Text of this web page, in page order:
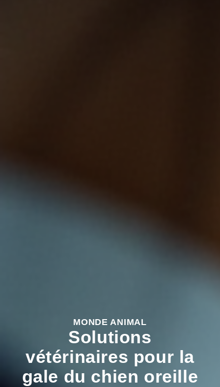
MONDE ANIMAL
Solutions
vétérinaires pour la
gale du chien oreille